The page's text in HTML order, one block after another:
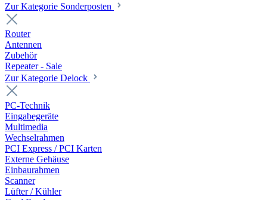
Zur Kategorie Sonderposten
Router
Antennen
Zubehör
Repeater - Sale
Zur Kategorie Delock
PC-Technik
Eingabegeräte
Multimedia
Wechselrahmen
PCI Express / PCI Karten
Externe Gehäuse
Einbaurahmen
Scanner
Lüfter / Kühler